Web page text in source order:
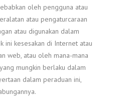
oleh pengguna atau
atau pengaturcaraan
atau digunakan dalam
ini kesesakan di Internet atau
web, atau oleh mana-mana
mungkin berlaku dalam
dalam peraduan ini,